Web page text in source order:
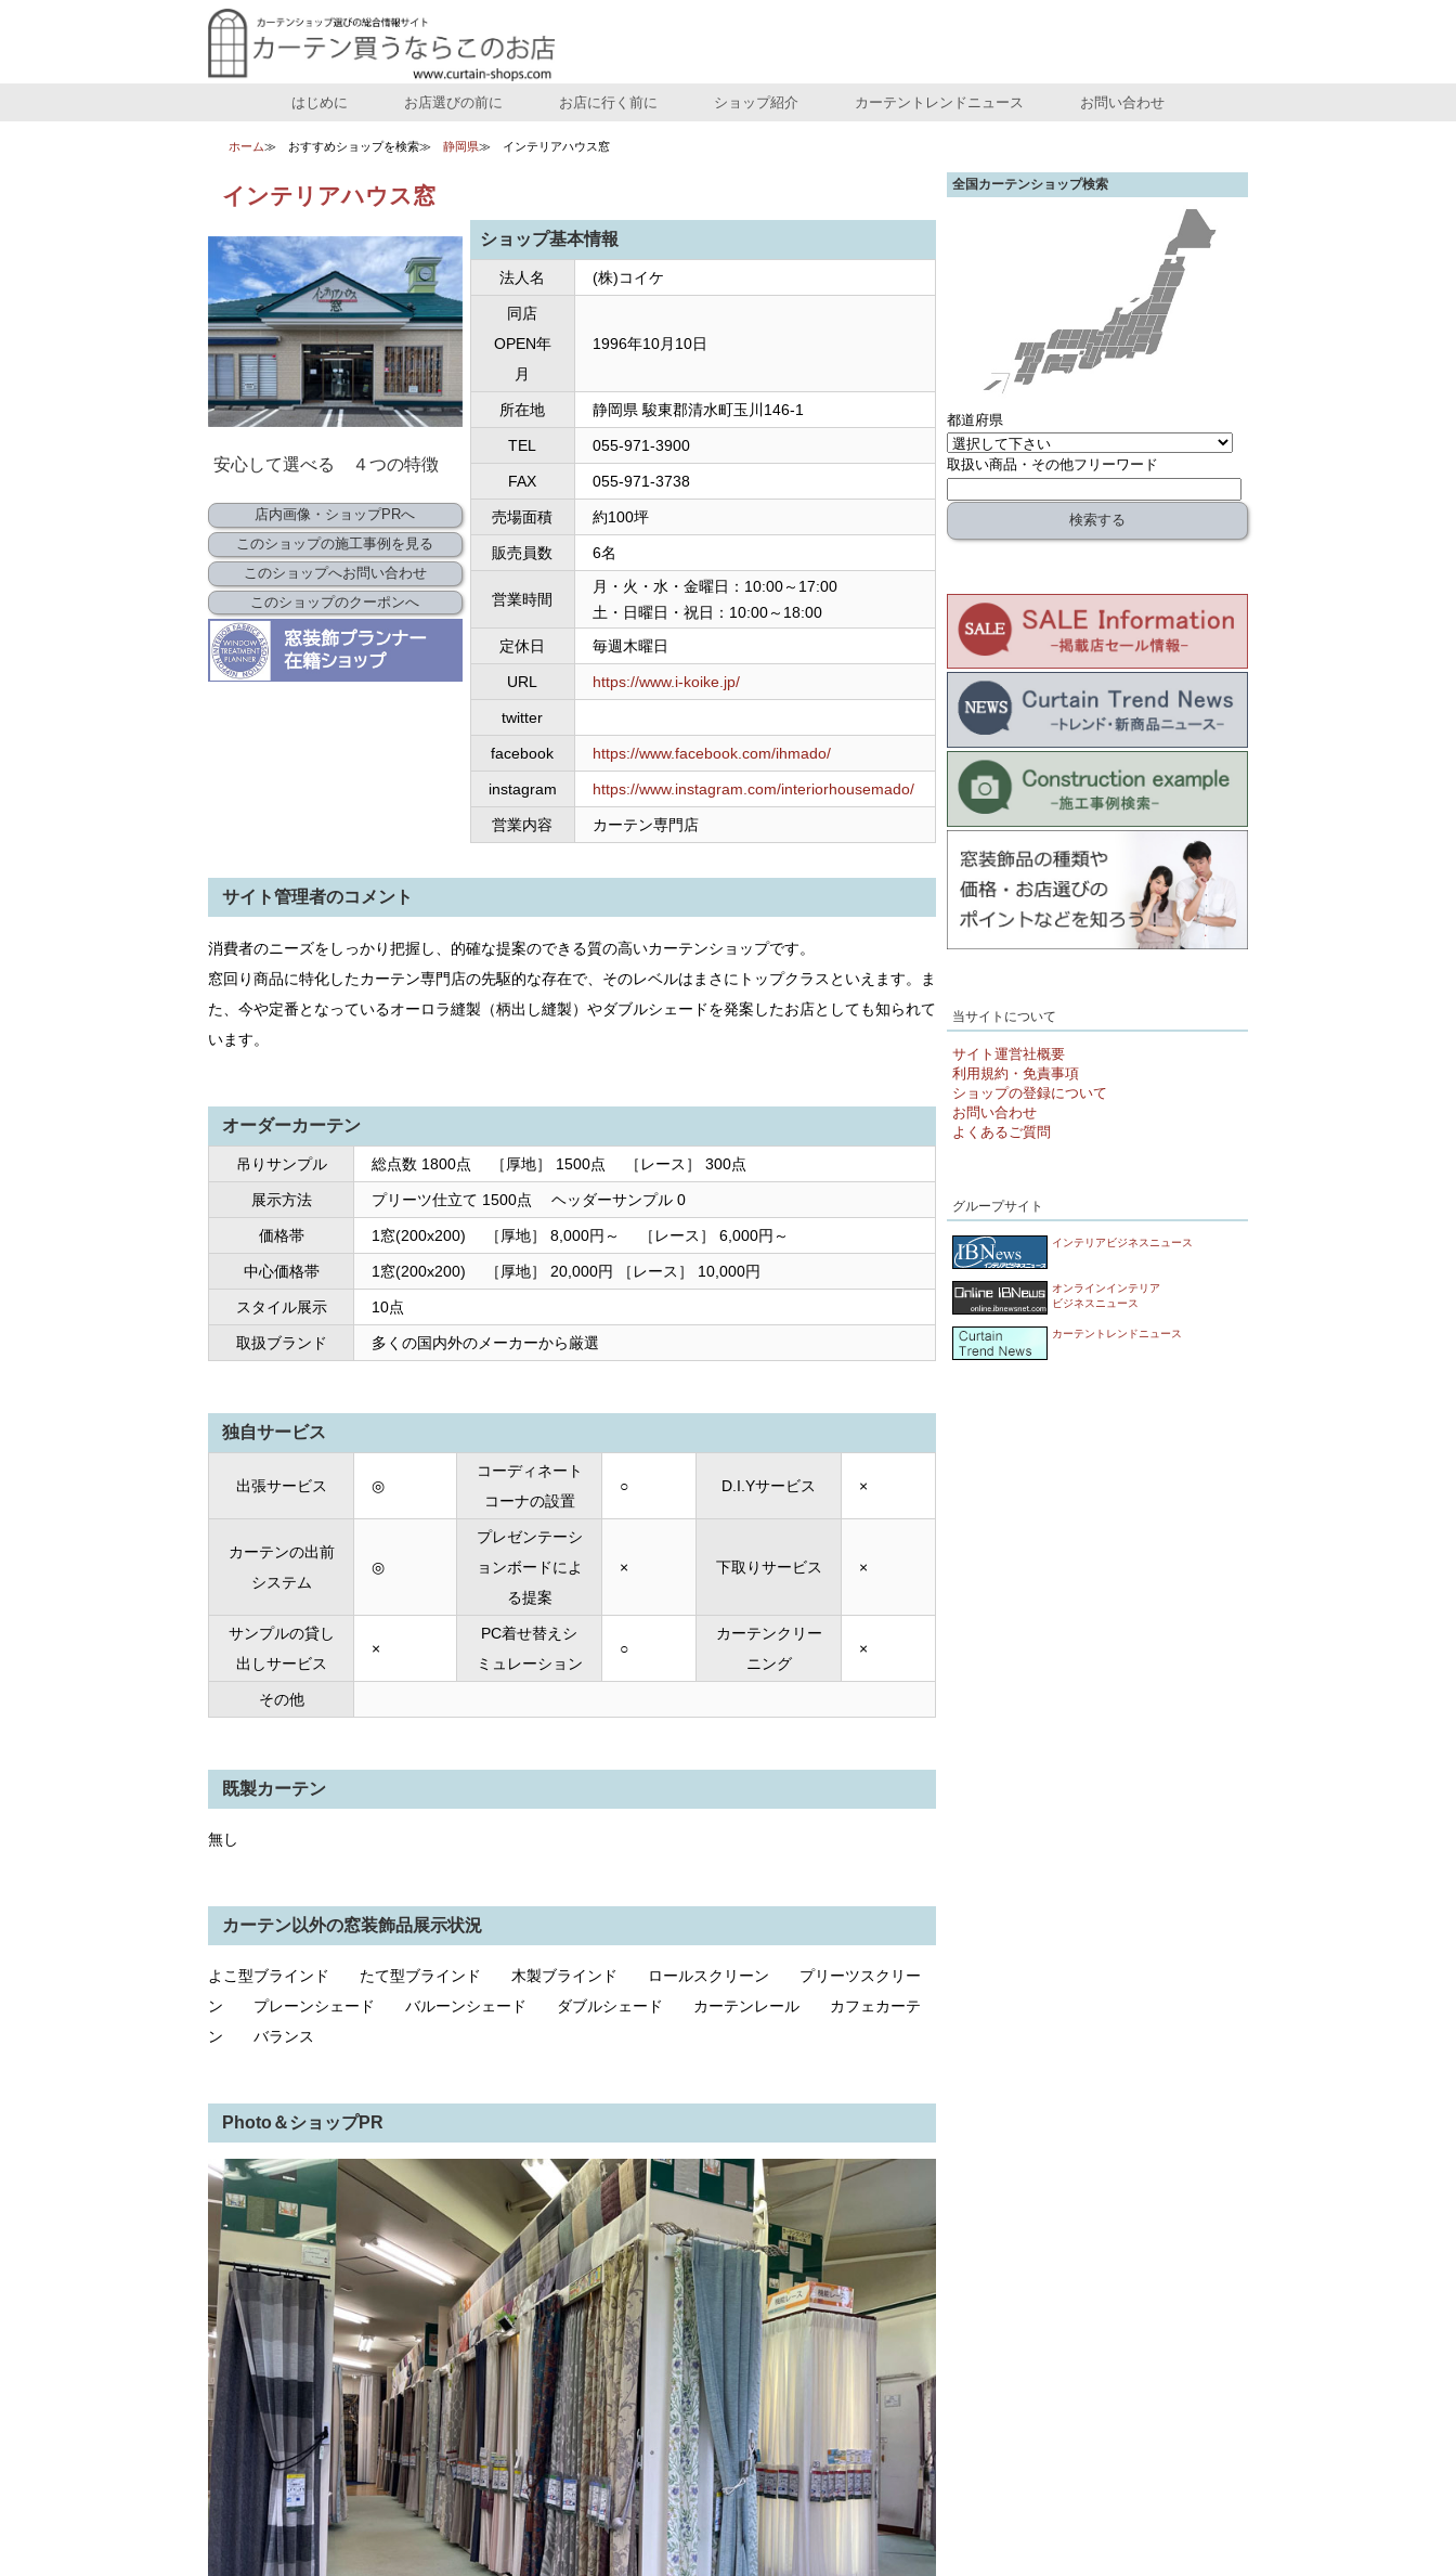
はじめに お店選びの前に お店に行く前に ショップ紹介 カーテントレンドニュース お問い合わせ
ホーム おすすめショップを検索 静岡県 インテリアハウス窓
インテリアハウス窓
安心して選べる ４つの特徴
店内画像・ショップPRへ
このショップの施工事例を見る
このショップへお問い合わせ
このショップのクーポンへ
ショップ基本情報
法人名 (株)コイケ
同店
OPEN年
月
1996年10月10日
所在地 静岡県 駿東郡清水町玉川146-1
TEL 055-971-3900
FAX 055-971-3738
売場面積 約100坪
販売員数 6名
営業時間
月・火・水・金曜日：10:00～17:00
土・日曜日・祝日：10:00～18:00
定休日
毎週木曜日
URL https://www.i-koike.jp/
twitter
facebook https://www.facebook.com/ihmado/
instagram https://www.instagram.com/interiorhousemado/
営業内容 カーテン専門店
サイト管理者のコメント
消費者のニーズをしっかり把握し、的確な提案のできる質の高いカーテンショップです。
窓回り商品に特化したカーテン専門店の先駆的な存在で、そのレベルはまさにトップクラスといえます。ま
た、今や定番となっているオーロラ縫製（柄出し縫製）やダブルシェードを発案したお店としても知られて
います。
オーダーカーテン
吊りサンプル 総点数 1800点 ［厚地］ 1500点 ［レース］ 300点
展示方法 プリーツ仕立て 1500点 ヘッダーサンプル 0
価格帯 1窓(200x200) ［厚地］ 8,000円～ ［レース］ 6,000円～
中心価格帯 1窓(200x200) ［厚地］ 20,000円 ［レース］ 10,000円
スタイル展示 10点
取扱ブランド 多くの国内外のメーカーから厳選
独自サービス
出張サービス ◎
コーディネート
コーナの設置
○ D.I.Yサービス ×
カーテンの出前
システム
◎
プレゼンテーシ
ョンボードによ
る提案
× 下取りサービス ×
サンプルの貸し
出しサービス
×
PC着せ替えシ
ミュレーション
○
カーテンクリー
ニング
×
その他
既製カーテン
無し
カーテン以外の窓装飾品展示状況
よこ型ブラインド たて型ブラインド 木製ブラインド ロールスクリーン プリーツスクリー
ン プレーンシェード バルーンシェード ダブルシェード カーテンレール カフェカーテ
ン バランス
Photo＆ショップPR
全国カーテンショップ検索
都道府県
取扱い商品・その他フリーワード
当サイトについて
サイト運営社概要
利用規約・免責事項
ショップの登録について
お問い合わせ
よくあるご質問
グループサイト
インテリアビジネスニュース
オンラインインテリア
ビジネスニュース
カーテントレンドニュース